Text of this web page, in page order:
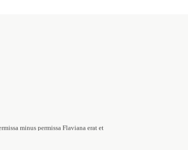
et calamitatum.Similium stuprorum est permissa